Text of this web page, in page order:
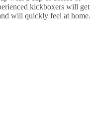
kickboxers will get
will quickly feel at home.